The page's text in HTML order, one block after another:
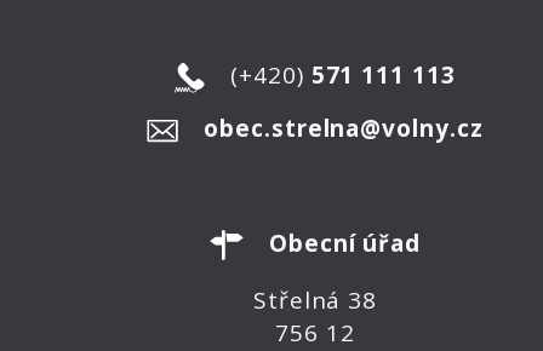
(+420) 571 111 113
obec.strelna@volny.cz
Obecní úřad
Střelná 38
756 12